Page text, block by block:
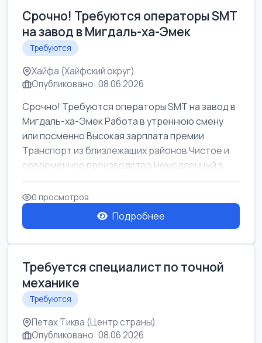
Срочно! Требуются операторы SMT
на завод в Мигдаль-ха-Эмек
Требуются
Хайфа (Хайфский округ)
Опубликовано: 08.06.2026
Срочно! Требуются операторы SMT на завод в
Мигдаль-ха-Эмек Работа в утреннюю смену
или посменно Высокая зарплата премии
Транспорт из близлежащих районов Чистое и
современное производство Немедленный в...
0 просмотров
Подробнее
Требуется специалист по точной
механике
Требуются
Петах Тиква (Центр страны)
Опубликовано: 08.06.2026